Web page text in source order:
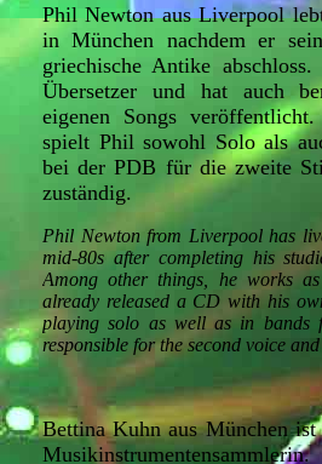
Phil Newton aus Liverpool
in München nachdem er
griechische Antike
Übersetzer und hat auch
eigenen Songs
spielt Phil sowohl Solo als
bei der PDB für die zweite
zuständig.
Phil Newton from Liverpool has
mid-80s after completing his
Among other things, he works
already released a CD with his
playing solo as well as in bands
responsible for the second voice
Bettina Kuhn aus München